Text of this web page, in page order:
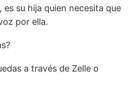
su hija quien necesita que
por ella.
a través de Zelle o